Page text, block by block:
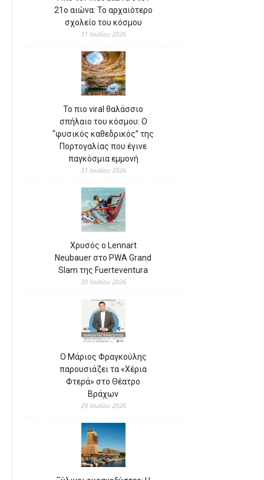
21ο αιώνα: Το αρχαιότερο
σχολείο του κόσμου
31 Ιουλίου 2026
Το πιο viral θαλάσσιο
σπήλαιο του κόσμου: Ο
“φυσικός καθεδρικός” της
Πορτογαλίας που έγινε
παγκόσμια εμμονή
31 Ιουλίου 2026
Χρυσός ο Lennart
Neubauer στο PWA Grand
Slam της Fuerteventura
30 Ιουλίου 2026
Ο Μάριος Φραγκούλης
παρουσιάζει τα «Χέρια
Φτερά» στο Θέατρο
Βράχων
29 Ιουλίου 2026